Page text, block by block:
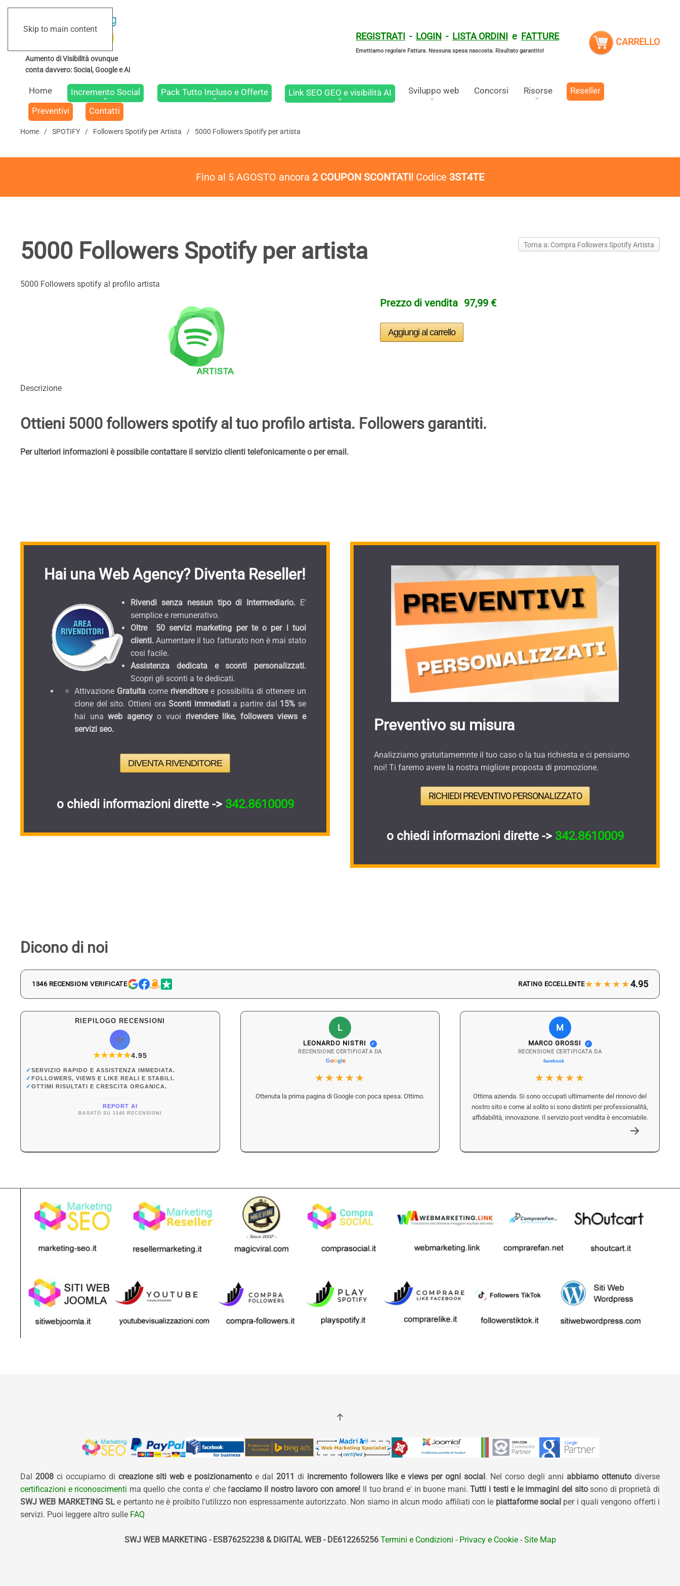
Skip to main content
REGISTRATI - LOGIN - LISTA ORDINI e FATTURE
Emettiamo regolare Fattura. Nessuna spesa nascosta. Risultato garantito!
CARRELLO
Home Incremento Social Pack Tutto Incluso e Offerte Link SEO GEO e visibilità AI Sviluppo web Concorsi Risorse
Reseller
Preventivi
Contatti
Home SPOTIFY Followers Spotify per Artista 5000 Followers Spotify per artista
Fino al 5 AGOSTO ancora 2 COUPON SCONTATI! Codice 3ST4TE
Torna a: Compra Followers Spotify Artista
5000 Followers Spotify per artista
5000 Followers spotify al profilo artista
Prezzo di vendita 97,99 €
Descrizione
Ottieni 5000 followers spotify al tuo profilo artista. Followers garantiti.
Per ulteriori informazioni è possibile contattare il servizio clienti telefonicamente o per email.
Hai una Web Agency? Diventa Reseller!
Rivendi senza nessun tipo di Intermediario. E'
semplice e remunerativo.
Oltre 50 servizi marketing per te o per i tuoi
clienti. Aumentare il tuo fatturato non è mai stato
cosi facile.
Assistenza dedicata e sconti personalizzati.
Scopri gli sconti a te dedicati.
Attivazione Gratuita come rivenditoree possibilita di ottenere un
clone del sito. Ottieni oraSconti immediati a partire dal 15% se
hai una web agencyo vuoi rivendere like, followers views e
servizi seo.
DIVENTA RIVENDITORE
o chiedi informazioni dirette -> 342.8610009
Preventivo su misura
Analizziamo gratuitamemnte il tuo caso o la tua richiesta e ci pensiamo
noi! Ti faremo avere la nostra migliore proposta di promozione.
RICHIEDI PREVENTIVO PERSONALIZZATO
o chiedi informazioni dirette -> 342.8610009
Dicono di noi
1346 RECENSIONI VERIFICATE RATING ECCELLENTE★★★★★4.95
RIEPILOGO RECENSIONI
✨
★★★★★
★4.95
✓SERVIZIO RAPIDO E ASSISTENZA IMMEDIATA.
✓FOLLOWERS, VIEWS E LIKE REALI E STABILI.
✓OTTIMI RISULTATI E CRESCITA ORGANICA.
REPORT AI
BASATO SU 1346 RECENSIONI
L
LEONARDO NISTRI ✓
RECENSIONE CERTIFICATA DA
★★★★★
Ottenuta la prima pagina di Google con poca spesa. Ottimo.
M
MARCO GROSSI ✓
RECENSIONE CERTIFICATA DA
★★★★★
Ottima azienda. Si sono occupati ultimamente del rinnovo del
nostro sito e come al solito si sono distinti per professionalità,
affidabilità, innovazione. Il servizio post vendita è encomiabile.
Dal 2008ci occupiamo di creazione siti web e posizionamentoe dal 2011 di incremento followers like e views per ogni social. Nel corso degli anni abbiamo ottenuto diverse
certificazioni e riconoscimenti ma quello che conta e' che facciamo il nostro lavoro con amore! Il tuo brand e' in buone mani.Tutti i testi e le immagini del sitosono di proprietà di
SWJ WEB MARKETING SLe pertanto ne è proibito l'utilizzo non espressamente autorizzato. Non siamo in alcun modo affiliati con le piattaforme social per i quali vengono offerti i
servizi. Puoi leggere altro sulle FAQ
SWJ WEB MARKETING - ESB76252238 & DIGITAL WEB - DE612265256Termini e Condizioni - Privacy e Cookie- Site Map